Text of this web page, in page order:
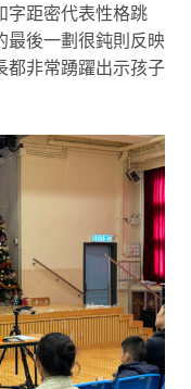
字距密代表性格跳
最後一劃很鈍則反映
都非常踴躍出示孩子